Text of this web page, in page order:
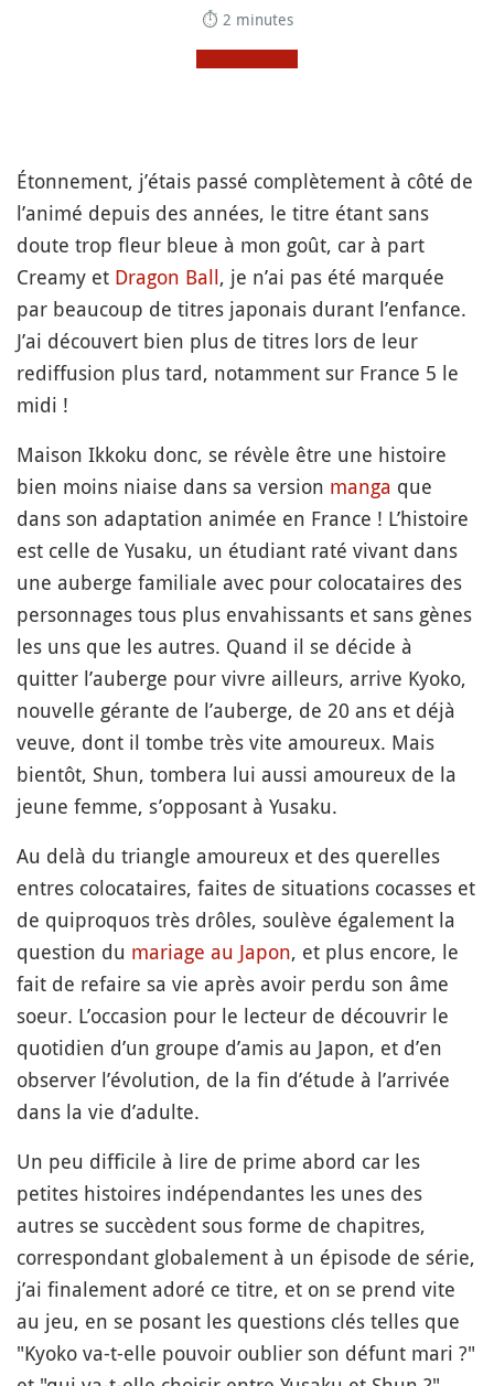
⏱ 2 minutes
Étonnement, j’étais passé complètement à côté de
l’animé depuis des années, le titre étant sans
doute trop fleur bleue à mon goût, car à part
Creamy et Dragon Ball, je n’ai pas été marquée
par beaucoup de titres japonais durant l’enfance.
J’ai découvert bien plus de titres lors de leur
rediffusion plus tard, notamment sur France 5 le
midi !
Maison Ikkoku donc, se révèle être une histoire
bien moins niaise dans sa version manga que
dans son adaptation animée en France ! L’histoire
est celle de Yusaku, un étudiant raté vivant dans
une auberge familiale avec pour colocataires des
personnages tous plus envahissants et sans gènes
les uns que les autres. Quand il se décide à
quitter l’auberge pour vivre ailleurs, arrive Kyoko,
nouvelle gérante de l’auberge, de 20 ans et déjà
veuve, dont il tombe très vite amoureux. Mais
bientôt, Shun, tombera lui aussi amoureux de la
jeune femme, s’opposant à Yusaku.
Au delà du triangle amoureux et des querelles
entres colocataires, faites de situations cocasses et
de quiproquos très drôles, soulève également la
question du mariage au Japon, et plus encore, le
fait de refaire sa vie après avoir perdu son âme
soeur. L’occasion pour le lecteur de découvrir le
quotidien d’un groupe d’amis au Japon, et d’en
observer l’évolution, de la fin d’étude à l’arrivée
dans la vie d’adulte.
Un peu difficile à lire de prime abord car les
petites histoires indépendantes les unes des
autres se succèdent sous forme de chapitres,
correspondant globalement à un épisode de série,
j’ai finalement adoré ce titre, et on se prend vite
au jeu, en se posant les questions clés telles que
"Kyoko va-t-elle pouvoir oublier son défunt mari ?"